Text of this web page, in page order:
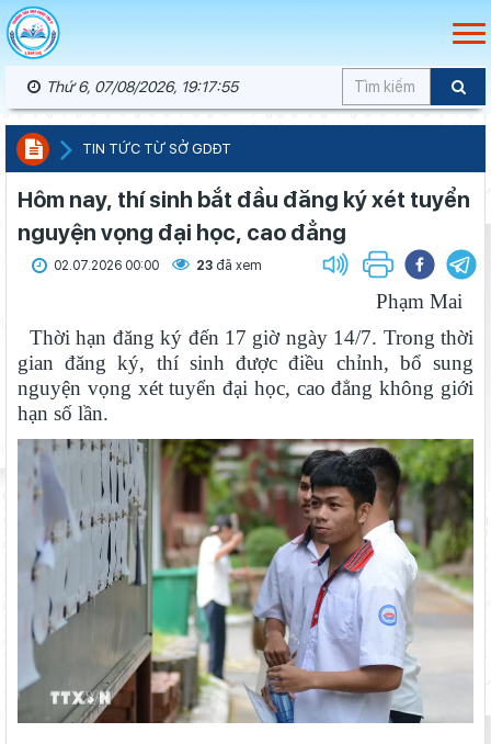
Thứ 6, 07/08/2026, 19:17:56
TIN TỨC TỪ SỞ GDĐT
Hôm nay, thí sinh bắt đầu đăng ký xét tuyển
nguyện vọng đại học, cao đẳng
02.07.2026 00:00 23 đã xem
Phạm Mai
Thời hạn đăng ký đến 17 giờ ngày 14/7. Trong thời
gian đăng ký, thí sinh được điều chỉnh, bổ sung
nguyện vọng xét tuyển đại học, cao đẳng không giới
hạn số lần.